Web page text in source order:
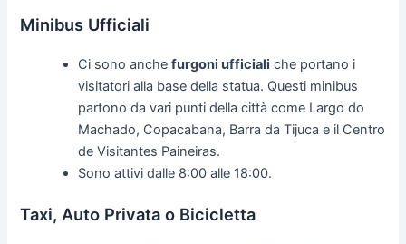
Minibus Ufficiali
Ci sono anchefurgoni ufficiali che portano i
visitatori alla base della statua. Questi minibus
partono da vari punti della città come Largo do
Machado, Copacabana, Barra da Tijuca e il Centro
de Visitantes Paineiras.
Sono attivi dalle 8:00 alle 18:00.
Taxi, Auto Privata o Bicicletta